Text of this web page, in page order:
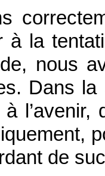
à la
nous
Dans
de